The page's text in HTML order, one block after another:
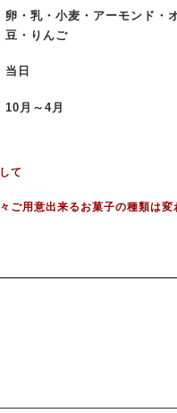
卵・乳・小麦・アーモンド・
豆・りんご
当日
10月～4月
て
ご用意出来るお菓子の種類は変